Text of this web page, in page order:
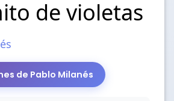
de violetas
de Pablo Milanés